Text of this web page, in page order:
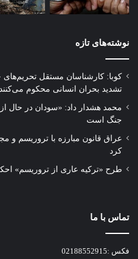
نوشته‌های تازه
کوبا: کارشناسان مستقل تحریم‌های
تشدید بحران انسانی محکوم
محمد هشدار داد: «سودان در حال
جنگ است
عراق قانون مبارزه با تروریسم و
کرد
طرح «ترکیه عاری از تروریسم»
تماس با ما
فکس :02188552915